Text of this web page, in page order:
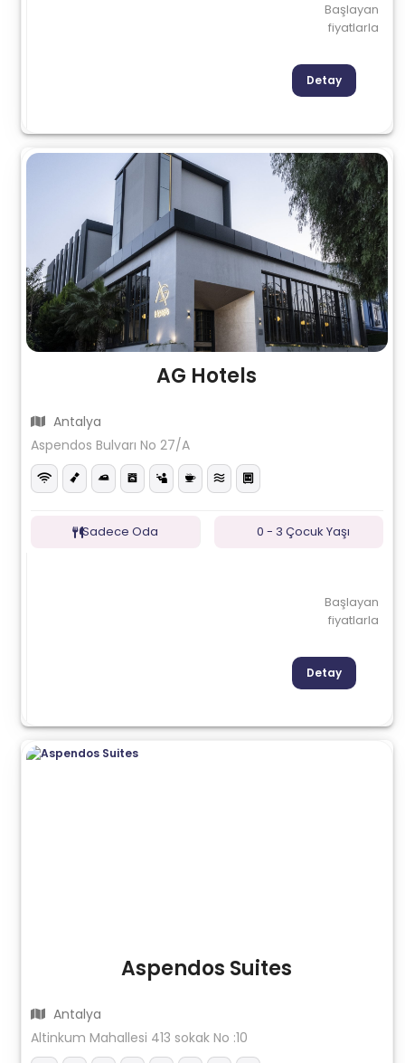
Başlayan
fiyatlarla
Detay
AG Hotels
Antalya
Aspendos Bulvarı No 27/A
Sadece Oda 0 - 3 Çocuk Yaşı
Başlayan
fiyatlarla
Detay
Aspendos Suites
Antalya
Altinkum Mahallesi 413 sokak No :10